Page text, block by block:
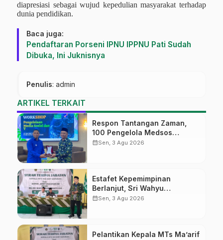
diapresiasi sebagai wujud kepedulian masyarakat terhadap
dunia pendidikan.
Baca juga:
Pendaftaran Porseni IPNU IPPNU Pati Sudah
Dibuka, Ini Juknisnya
Penulis: admin
ARTIKEL TERKAIT
Respon Tantangan Zaman,
100 Pengelola Medsos
Sekolah Ma’arif Pekalongan
calendar_monthSen, 3 Agu 2026
Estafet Kepemimpinan
Berlanjut, Sri Wahyu
Susilowati Resmi Pimpin MTs
calendar_monthSen, 3 Agu 2026
Pelantikan Kepala MTs Ma’arif